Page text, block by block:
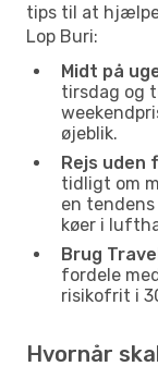
tips til at
Lop Buri:
Midt på
tirsdag og
øjeblik.
Rejs uden
tidligt om
en
køer i
Brug
fordele
risikofrit i
Hvornår